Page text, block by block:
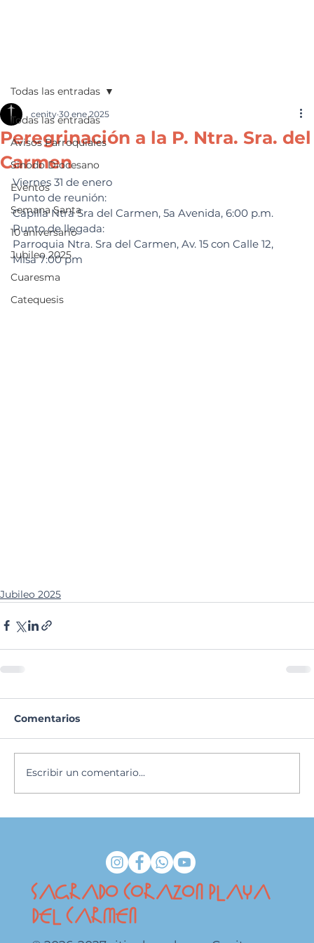
Todas las entradas
Avisos Parroquiales
Sinodo Diocesano
Eventos
Semana Santa
10 aniversario
Jubileo 2025
Cuaresma
Catequesis
Todas las entradas
Peregrinación a la P. Ntra. Sra. del
Carmen
cenity 30 ene 2025
Viernes 31 de enero
Punto de reunión:
Capilla Ntra Sra del Carmen, 5a Avenida, 6:00 p.m.
Punto de llegada:
Parroquia Ntra. Sra del Carmen, Av. 15 con Calle 12,
Misa 7:00 pm
Jubileo 2025
Comentarios
Escribir un comentario...
SAGRADO CORAZON PLAYA
DEL CARMEN